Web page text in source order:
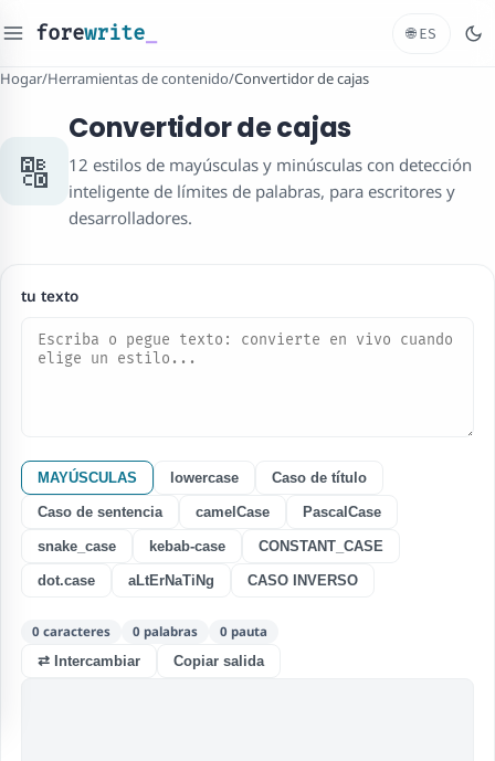
forewrite 🌐 ES
Hogar/Herramientas de contenido/Convertidor de cajas
🔠
Convertidor de cajas
12 estilos de mayúsculas y minúsculas con detección
inteligente de límites de palabras, para escritores y
desarrolladores.
tu texto
MAYÚSCULAS lowercase Caso de título
Caso de sentencia camelCase PascalCase
snake_case kebab-case CONSTANT_CASE
dot.case aLtErNaTiNg CASO INVERSO
0 caracteres 0 palabras 0 pauta
⇄ Intercambiar
Copiar salida